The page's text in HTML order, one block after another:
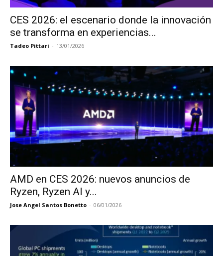
CES 2026: el escenario donde la innovación
se transforma en experiencias...
Tadeo Pittari - 13/01/2026
AMD en CES 2026: nuevos anuncios de
Ryzen, Ryzen AI y...
Jose Angel Santos Bonetto - 06/01/2026